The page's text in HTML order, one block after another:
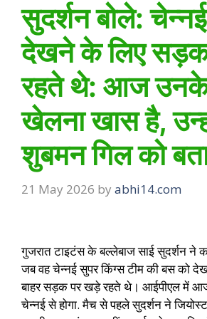
सुदर्शन बोले:
देखने के लिए
रहते थे: आज
खेलना खास है,
शुबमन गिल को
21 May 2026 by abhi14.com
गुजरात टाइटंस के बल्लेबाज साई सुदर्शन ने
जब वह चेन्नई सुपर किंग्स टीम की बस को
बाहर सड़क पर खड़े रहते थे। आईपीएल में
चेन्नई से होगा. मैच से पहले सुदर्शन ने